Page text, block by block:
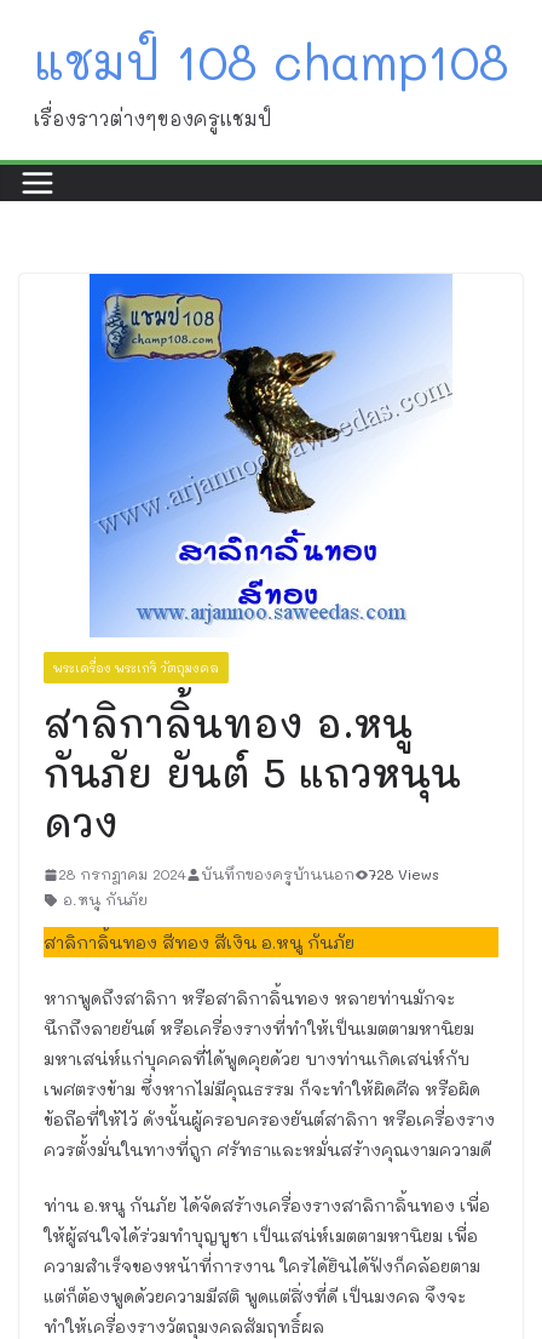
contentแชมป์ 108 champ108
เรื่องราวต่างๆของครูแชมป์
พระเครื่อง พระเกจิ วัตถุมงคล
สาลิกาลิ้นทอง อ.หนู
กันภัย ยันต์ 5 แถวหนุน
ดวง
28 กรกฎาคม 2024 บันทึกของครูบ้านนอก
728 Views
อ.หนู กันภัย
สาลิกาลิ้นทอง สีทอง สีเงิน อ.หนู กันภัย
หากพูดถึงสาลิกา หรือสาลิกาลิ้นทอง หลายท่านมักจะ
นึกถึงลายยันต์ หรือเครื่องรางที่ทำให้เป็นเมตตามหานิยม
มหาเสน่ห์แก่บุคคลที่ได้พูดคุยด้วย บางท่านเกิดเสน่ห์กับ
เพศตรงข้าม ซึ่งหากไม่มีคุณธรรม ก็จะทำให้ผิดศีล หรือผิด
ข้อถือที่ให้ไว้ ดังนั้นผู้ครอบครองยันต์สาลิกา หรือเครื่องราง
ควรตั้งมั่นในทางที่ถูก ศรัทธาและหมั่นสร้างคุณงามความดี
ท่าน อ.หนู กันภัย ได้จัดสร้างเครื่องรางสาลิกาลิ้นทอง เพื่อ
ให้ผู้สนใจได้ร่วมทำบุญบูชา เป็นเสน่ห์เมตตามหานิยม เพื่อ
ความสำเร็จของหน้าที่การงาน ใครได้ยินได้ฟังก็คล้อยตาม
แต่ก็ต้องพูดด้วยความมีสติ พูดแต่สิ่งที่ดี เป็นมงคล จึงจะ
ทำให้เครื่องรางวัตถุมงคลสัมฤทธิ์ผล